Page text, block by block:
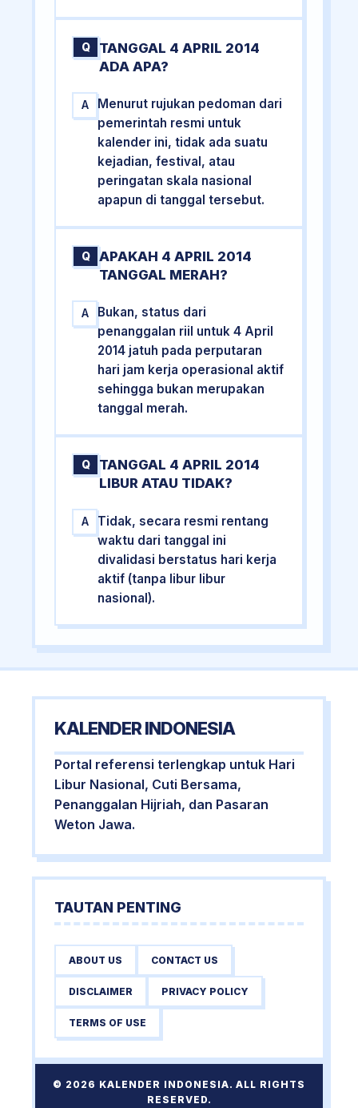
Q
TANGGAL 4 APRIL 2014
ADA APA?
A
Menurut rujukan pedoman dari
pemerintah resmi untuk
kalender ini, tidak ada suatu
kejadian, festival, atau
peringatan skala nasional
apapun di tanggal tersebut.
Q
APAKAH 4 APRIL 2014
TANGGAL MERAH?
A
Bukan, status dari
penanggalan riil untuk 4 April
2014 jatuh pada perputaran
hari jam kerja operasional aktif
sehingga bukan merupakan
tanggal merah.
Q
TANGGAL 4 APRIL 2014
LIBUR ATAU TIDAK?
A
Tidak, secara resmi rentang
waktu dari tanggal ini
divalidasi berstatus hari kerja
aktif (tanpa libur libur
nasional).
KALENDER INDONESIA
Portal referensi terlengkap untuk Hari
Libur Nasional, Cuti Bersama,
Penanggalan Hijriah, dan Pasaran
Weton Jawa.
TAUTAN PENTING
ABOUT US CONTACT US
DISCLAIMER PRIVACY POLICY
TERMS OF USE
© 2026 KALENDER INDONESIA. ALL RIGHTS
RESERVED.